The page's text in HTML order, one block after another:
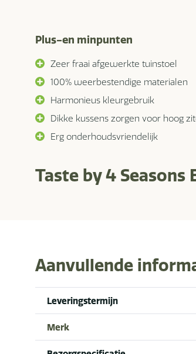
Plus-en minpunten
Zeer fraai afgewerkte tuinstoel
100% weerbestendige materialen
Harmonieus kleurgebruik
Dikke kussens zorgen voor hoog
Erg onderhoudsvriendelijk
Taste by 4
Aanvullende
Leveringstermijn
Merk